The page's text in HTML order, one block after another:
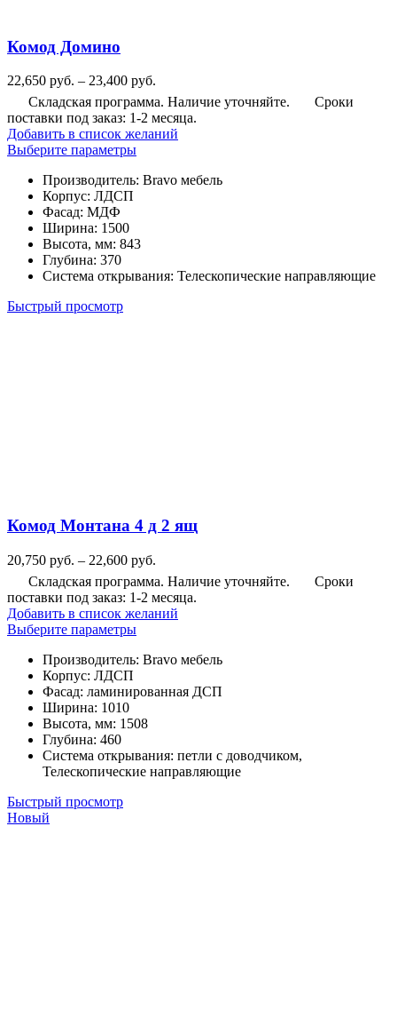
Комод Домино
22,650 руб. – 23,400 руб.
цен:
22,650
руб.
–
руб.
Складская программа. Наличие уточняйте.
Сроки
поставки под заказ: 1-2 месяца.
Добавить в список желаний
Выберите параметрыЭтот
имеет
можно
на
Производитель: Bravo мебель
Корпус: ЛДСП
Фасад: МДФ
Ширина: 1500
Высота, мм: 843
Глубина: 370
Система открывания: Телескопические направляющие
Быстрый просмотр
Комод Монтана 4 д 2 ящ
20,750 руб. – 22,600 руб.
цен:
20,750
руб.
–
руб.
Складская программа. Наличие уточняйте.
Сроки
поставки под заказ: 1-2 месяца.
Добавить в список желаний
Выберите параметрыЭтот
имеет
вариаций.
можно
на
странице
Производитель: Bravo мебель
Корпус: ЛДСП
Фасад: ламинированная ДСП
Ширина: 1010
Высота, мм: 1508
Глубина: 460
Система открывания: петли с доводчиком,
Телескопические направляющие
Быстрый просмотр
Новый